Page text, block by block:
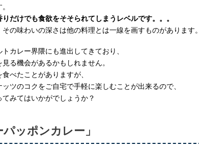
だけでも食欲をそそられてしまうレベルです。。。
の味わいの深さは他の料理とは一線を画すものがあります
カレー界隈にも進出してきており、
る機会があるかもしれません。
べたことがありますが、
ツのコクをご自宅で手軽に楽しむことが出来るので、
みてはいかがでしょうか？
ッポンカレー」